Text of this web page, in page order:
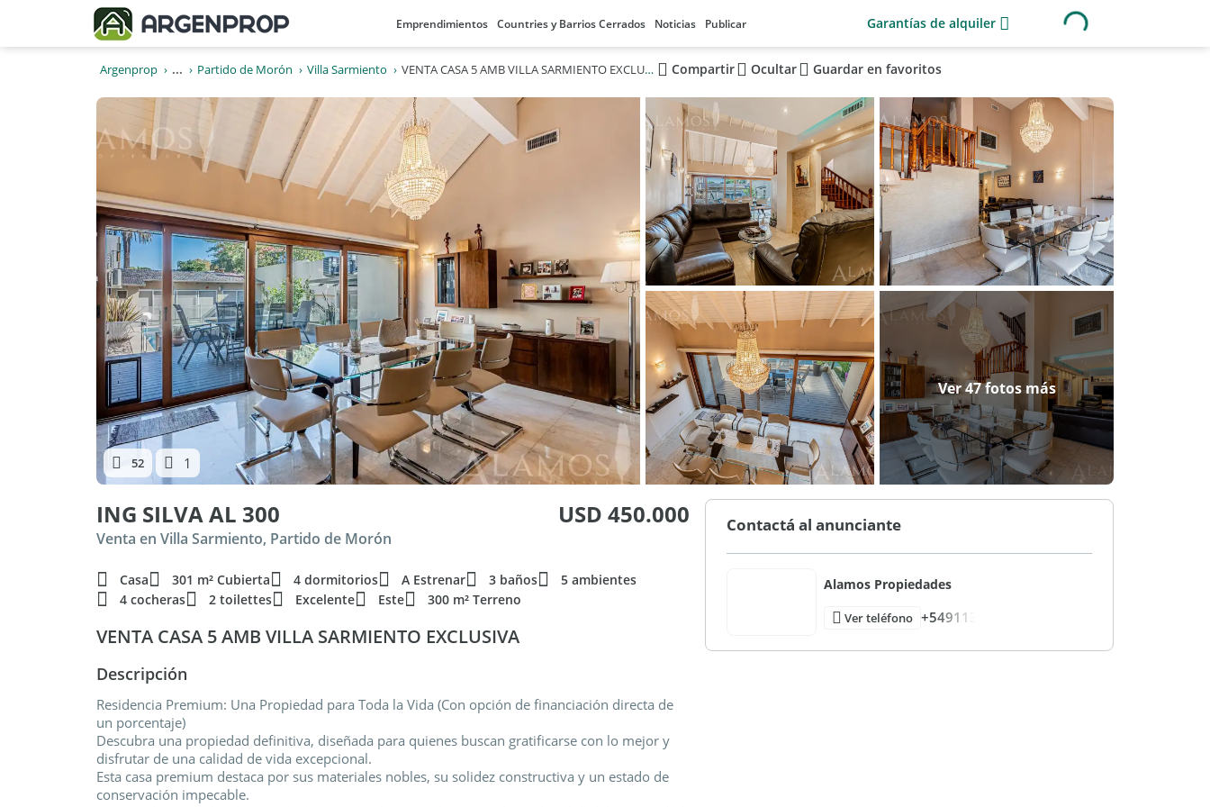
Emprendimientos Countries y Barrios Cerrados Noticias Publicar Garantías de alquiler
Argenprop ... Partido de Morón Villa Sarmiento VENTA CASA 5 AMB VILLA SARMIENTO EXCLUSIVA Compartir Ocultar Guardar en favoritos
Ver 47 fotos más
52 1
ING SILVA AL 300 USD 450.000
Venta en Villa Sarmiento, Partido de Morón
Casa 301 m² Cubierta 4 dormitorios A Estrenar 3 baños
5 ambientes
4 cocheras
2 toilettes Excelente Este 300 m² Terreno
VENTA CASA 5 AMB VILLA SARMIENTO EXCLUSIVA
Descripción
Residencia Premium: Una Propiedad para Toda la Vida (Con opción de financiación directa de
un porcentaje)
Descubra una propiedad definitiva, diseñada para quienes buscan gratificarse con lo mejor y
disfrutar de una calidad de vida excepcional.
Esta casa premium destaca por sus materiales nobles, su solidez constructiva y un estado de
conservación impecable.
Contactá al anunciante
Alamos Propiedades
Ver teléfono +549113